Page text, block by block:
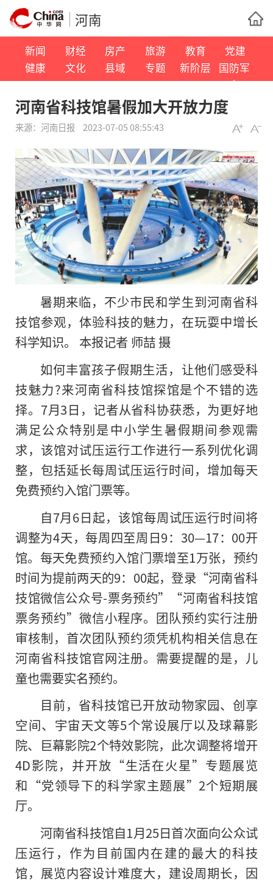
河南
新闻 财经 房产 旅游 教育
党建
健康
文化 县域 专题 新阶层
国防军
事
河南省科技馆暑假加大开放力度
来源： 河南日报 2023-07-05 08:55:43
暑期来临，不少市民和学生到河南省科
技馆参观，体验科技的魅力，在玩耍中增长
科学知识。 本报记者 师喆 摄
如何丰富孩子假期生活，让他们感受科
技魅力?来河南省科技馆探馆是个不错的选
择。7月3日，记者从省科协获悉，为更好地
满足公众特别是中小学生暑假期间参观需
求，该馆对试压运行工作进行一系列优化调
整，包括延长每周试压运行时间，增加每天
免费预约入馆门票等。
自7月6日起，该馆每周试压运行时间将
调整为4天，每周四至周日9：30—17：00开
馆。每天免费预约入馆门票增至1万张，预约
时间为提前两天的9：00起，登录“河南省科
技馆微信公众号-票务预约”“河南省科技馆
票务预约”微信小程序。团队预约实行注册
审核制，首次团队预约须凭机构相关信息在
河南省科技馆官网注册。需要提醒的是，儿
童也需要实名预约。
目前，省科技馆已开放动物家园、创享
空间、宇宙天文等5个常设展厅以及球幕影
院、巨幕影院2个特效影院，此次调整将增开
4D影院，并开放“生活在火星”专题展览
和“党领导下的科学家主题展”2个短期展
厅。
河南省科技馆自1月25日首次面向公众试
压运行，作为目前国内在建的最大的科技
馆，展览内容设计难度大，建设周期长，因